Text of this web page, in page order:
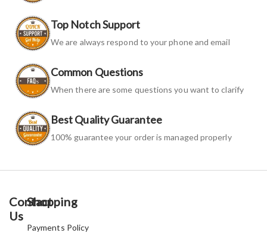
Top Notch Support
We are always respond to your phone and email
Common Questions
When there are some questions you want to clarify
Best Quality Guarantee
100% guarantee your order is managed properly
Contact
Us
Shopping
Payments Policy